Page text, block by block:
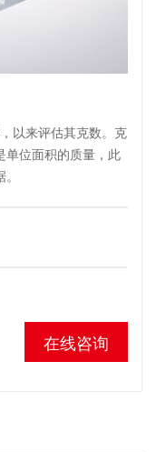
以来评估其克数。克
单位面积的质量，此
在线咨询